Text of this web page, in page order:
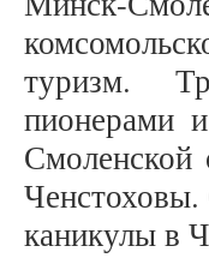
туризм.
пионерами
Смоленской
Ченстоховы.
каникулы в